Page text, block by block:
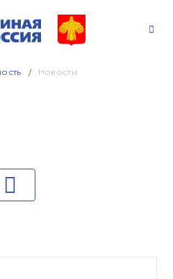
Новости